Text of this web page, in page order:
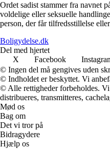
Ordet sadist stammer fra navnet
voldelige eller seksuelle
person, der får tilfredsstillelse
Boligydelse.dk
Del med hjertet
X
Facebook
© Ingen del må gengives uden
© Indholdet er beskyttet. Vi
© Alle rettigheder forbeholdes. Vi
distribueres, transmitteres,
Mød os
Bag om
Det vi tror på
Bidragydere
Hjælp os